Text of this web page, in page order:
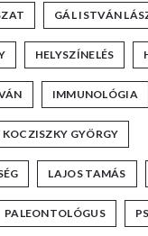
GÁL ISTVÁN
HELYSZÍNELÉS
IMMUNOLÓGIA
KOCZISZKY GYÖRGY
LAJOS TAMÁS
PALEONTOLÓGUS